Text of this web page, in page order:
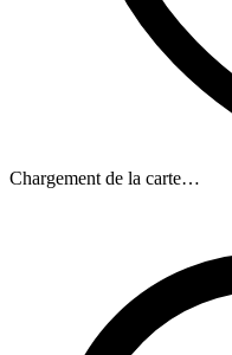
Chargement de la carte…